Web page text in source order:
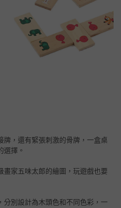
牌，還有緊張刺激的骨牌，一盒桌
選擇。
畫家五味太郎的繪圖，玩遊戲也要
分別設計為木頭色和不同色彩，一